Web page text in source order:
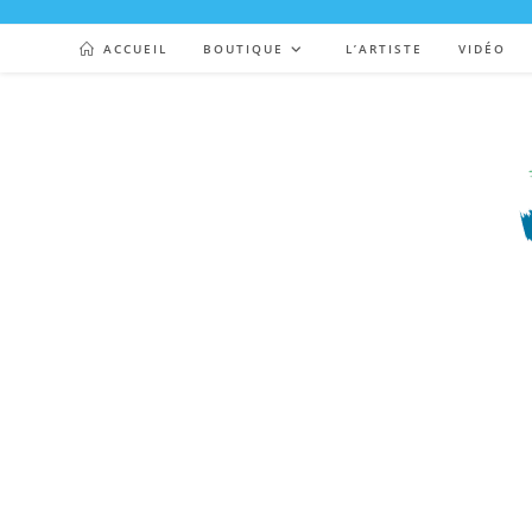
ACCUEIL BOUTIQUE L’ARTISTE VIDÉO